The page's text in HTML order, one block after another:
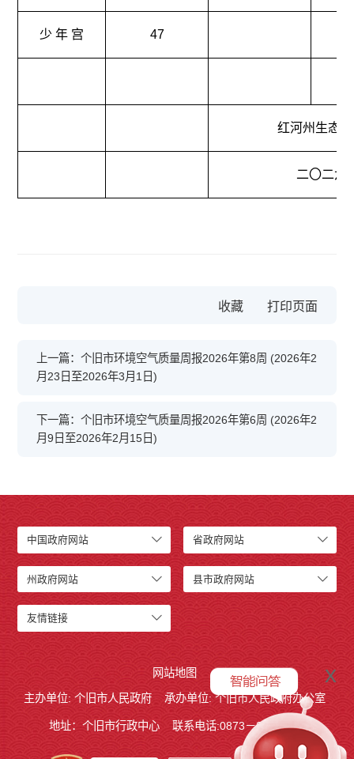
少 年 宫 47
红河州生态
二〇二六
收藏
上一篇：个旧市环境空气质量周报2026年第8周 (2026年2
月23日至2026年3月1日)
下一篇：个旧市环境空气质量周报2026年第6周 (2026年2
月9日至2026年2月15日)
中国政府网站 省政府网站
州政府网站 县市政府网站
友情链接
网站地图
主办单位: 个旧市人民政府
承办单位: 个旧市人民政府办公室
地址：个旧市行政中心 联系电话:0873－2123215
x